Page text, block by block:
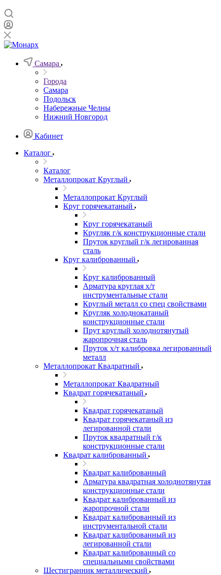
Самара
Города
Самара
Подольск
Набережные Челны
Нижний Новгород
Кабинет
Каталог
Каталог
Металлопрокат Круглый
Металлопрокат Круглый
Круг горячекатаный
Круг горячекатаный
Кругляк г/к конструкционные стали
Пруток круглый г/к легированная
сталь
Круг калиброванный
Круг калиброванный
Арматура круглая х/т
инструментальные стали
Круглый металл со спец свойствами
Кругляк холоднокатаный
конструкционные стали
Прут круглый холоднотянутый
жаропрочная сталь
Пруток х/т калибровка легированный
металл
Металлопрокат Квадратный
Металлопрокат Квадратный
Квадрат горячекатаный
Квадрат горячекатаный
Квадрат горячекатаный из
легированной стали
Пруток квадратный г/к
конструкционные стали
Квадрат калиброванный
Квадрат калиброванный
Арматура квадратная холоднотянутая
конструкционные стали
Квадрат калиброванный из
жаропрочной стали
Квадрат калиброванный из
инструментальной стали
Квадрат калиброванный из
легированной стали
Квадрат калиброванный со
специальными свойствами
Шестигранник металлический